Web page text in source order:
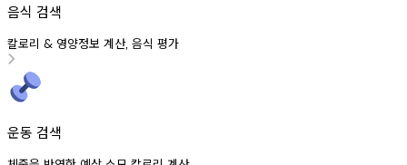
음식 검색
칼로리 & 영양정보 계산, 음식 평가
운동 검색